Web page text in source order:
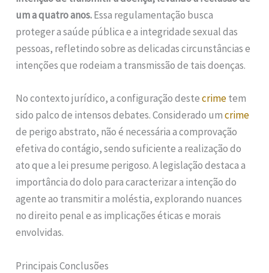
um a quatro anos.Essa regulamentação busca
proteger a saúde pública e a integridade sexual das
pessoas, refletindo sobre as delicadas circunstâncias e
intenções que rodeiam a transmissão de tais doenças.
No contexto jurídico, a configuração destecrimetem
sido palco de intensos debates. Considerado umcrime
de perigo abstrato, não é necessária a comprovação
efetiva do contágio, sendo suficiente a realização do
ato que a lei presume perigoso. A legislação destaca a
importância do dolo para caracterizar a intenção do
agente ao transmitir a moléstia, explorando nuances
no direito penal e as implicações éticas e morais
envolvidas.
Principais Conclusões